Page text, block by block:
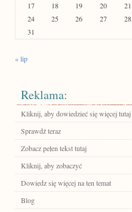
17
18 19 20 21
24
25 26 27 28
31
« lip
Reklama:
Kliknij, aby dowiedzieć się więcej tutaj
Sprawdź teraz
Zobacz pełen tekst tutaj
Kliknij, aby zobaczyć
Dowiedz się więcej na ten temat
Blog